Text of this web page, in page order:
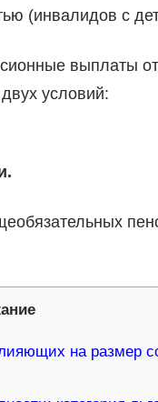
(инвалидов с
выплаты
условий:
на размер